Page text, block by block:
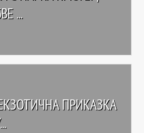
...
ПРИКАЗКА